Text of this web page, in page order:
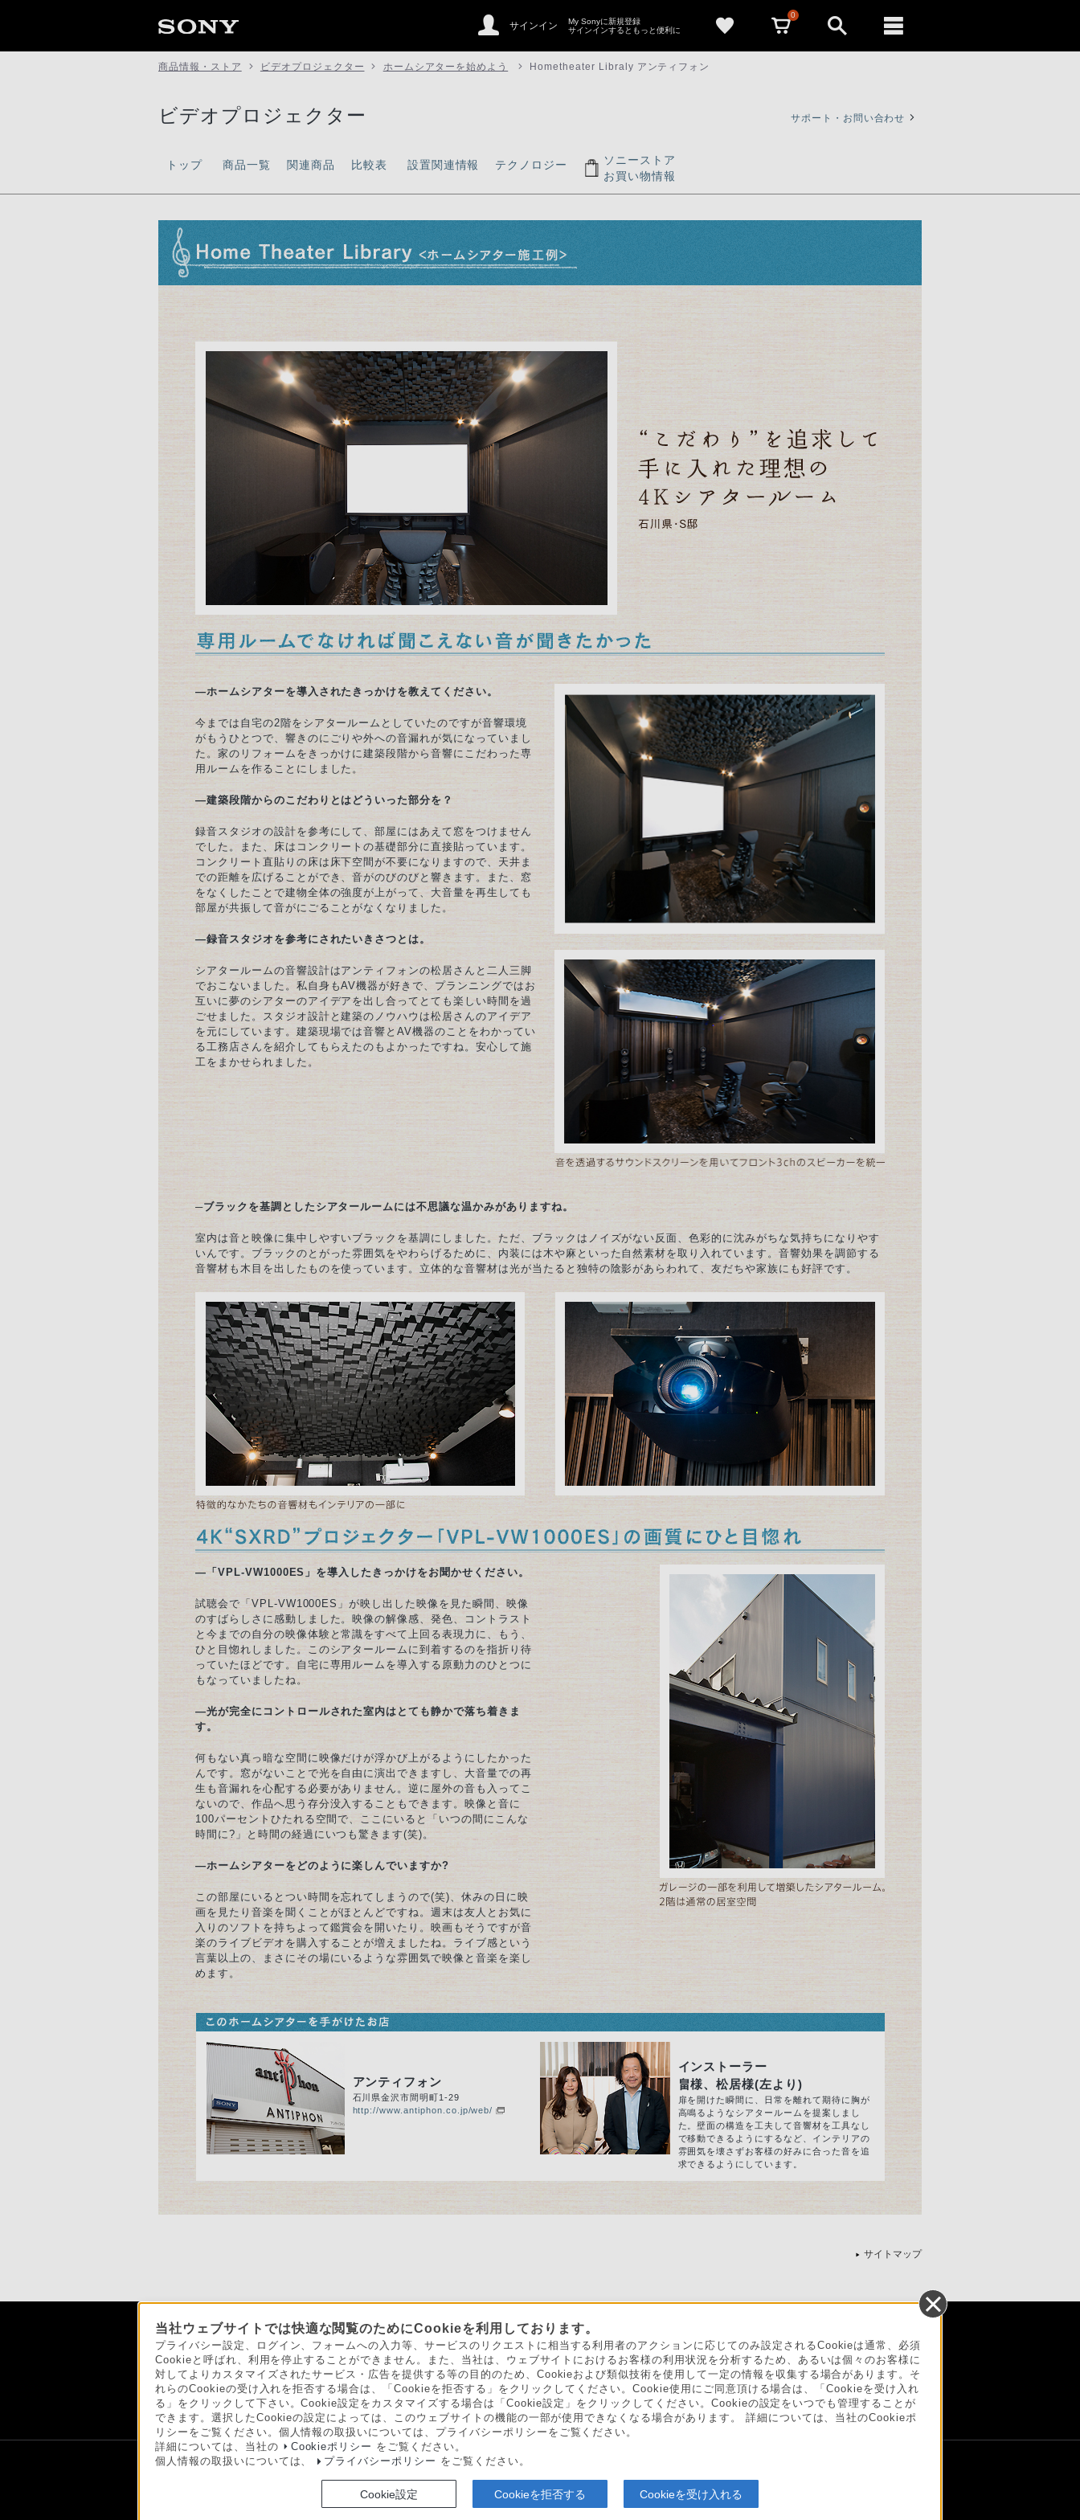
サインイン
My Sonyに新規登録
サインインするともっと便利に
0
商品情報・ストア ビデオプロジェクター ホームシアターを始めよう Hometheater Libraly アンティフォン
ビデオプロジェクター サポート・お問い合わせ
トップ 商品一覧 関連商品 比較表 設置関連情報 テクノロジー
ソニーストア
お買い物情報
—ホームシアターを導入されたきっかけを教えてください。
今までは自宅の2階をシアタールームとしていたのですが音響環境
がもうひとつで、響きのにごりや外への音漏れが気になっていまし
た。家のリフォームをきっかけに建築段階から音響にこだわった専
用ルームを作ることにしました。
—建築段階からのこだわりとはどういった部分を？
録音スタジオの設計を参考にして、部屋にはあえて窓をつけません
でした。また、床はコンクリートの基礎部分に直接貼っています。
コンクリート直貼りの床は床下空間が不要になりますので、天井ま
での距離を広げることができ、音がのびのびと響きます。また、窓
をなくしたことで建物全体の強度が上がって、大音量を再生しても
部屋が共振して音がにごることがなくなりました。
—録音スタジオを参考にされたいきさつとは。
シアタールームの音響設計はアンティフォンの松居さんと二人三脚
でおこないました。私自身もAV機器が好きで、プランニングではお
互いに夢のシアターのアイデアを出し合ってとても楽しい時間を過
ごせました。スタジオ設計と建築のノウハウは松居さんのアイデア
を元にしています。建築現場では音響とAV機器のことをわかってい
る工務店さんを紹介してもらえたのもよかったですね。安心して施
工をまかせられました。
─ブラックを基調としたシアタールームには不思議な温かみがありますね。
室内は音と映像に集中しやすいブラックを基調にしました。ただ、ブラックはノイズがない反面、色彩的に沈みがちな気持ちになりやす
いんです。ブラックのとがった雰囲気をやわらげるために、内装には木や麻といった自然素材を取り入れています。音響効果を調節する
音響材も木目を出したものを使っています。立体的な音響材は光が当たると独特の陰影があらわれて、友だちや家族にも好評です。
—「VPL-VW1000ES」を導入したきっかけをお聞かせください。
試聴会で「VPL-VW1000ES」が映し出した映像を見た瞬間、映像
のすばらしさに感動しました。映像の解像感、発色、コントラスト
と今までの自分の映像体験と常識をすべて上回る表現力に、もう、
ひと目惚れしました。このシアタールームに到着するのを指折り待
っていたほどです。自宅に専用ルームを導入する原動力のひとつに
もなっていましたね。
—光が完全にコントロールされた室内はとても静かで落ち着きま
す。
何もない真っ暗な空間に映像だけが浮かび上がるようにしたかった
んです。窓がないことで光を自由に演出できますし、大音量での再
生も音漏れを心配する必要がありません。逆に屋外の音も入ってこ
ないので、作品へ思う存分没入することもできます。映像と音に
100パーセントひたれる空間で、ここにいると「いつの間にこんな
時間に?」と時間の経過にいつも驚きます(笑)。
—ホームシアターをどのように楽しんでいますか?
この部屋にいるとつい時間を忘れてしまうので(笑)、休みの日に映
画を見たり音楽を聞くことがほとんどですね。週末は友人とお気に
入りのソフトを持ちよって鑑賞会を開いたり。映画もそうですが音
楽のライブビデオを購入することが増えましたね。ライブ感という
言葉以上の、まさにその場にいるような雰囲気で映像と音楽を楽し
めます。
アンティフォン
石川県金沢市間明町1-29
http://www.antiphon.co.jp/web/
インストーラー
畠様、松居様(左より)
扉を開けた瞬間に、日常を離れて期待に胸が
高鳴るようなシアタールームを提案しまし
た。壁面の構造を工夫して音響材を工具なし
で移動できるようにするなど、インテリアの
雰囲気を壊さずお客様の好みに合った音を追
求できるようにしています。
サイトマップ
当社ウェブサイトでは快適な閲覧のためにCookieを利用しております。
プライバシー設定、ログイン、フォームへの入力等、サービスのリクエストに相当する利用者のアクションに応じてのみ設定されるCookieは通常、必須
Cookieと呼ばれ、利用を停止することができません。また、当社は、ウェブサイトにおけるお客様の利用状況を分析するため、あるいは個々のお客様に
対してよりカスタマイズされたサービス・広告を提供する等の目的のため、Cookieおよび類似技術を使用して一定の情報を収集する場合があります。そ
れらのCookieの受け入れを拒否する場合は、「Cookieを拒否する」をクリックしてください。Cookie使用にご同意頂ける場合は、「Cookieを受け入れ
る」をクリックして下さい。Cookie設定をカスタマイズする場合は「Cookie設定」をクリックしてください。Cookieの設定をいつでも管理することが
できます。選択したCookieの設定によっては、このウェブサイトの機能の一部が使用できなくなる場合があります。 詳細については、当社のCookieポ
リシーをご覧ください。個人情報の取扱いについては、プライバシーポリシーをご覧ください。
詳細については、当社の
Cookieポリシー をご覧ください。
個人情報の取扱いについては、
プライバシーポリシー をご覧ください。
Cookie設定 Cookieを拒否する Cookieを受け入れる
ソニーストアでのお買い物にあたって セキュリティ・ブラウザ環境
日本
会社情報 採用情報 特約店のご案内 ニュースリリース 環境情報 My Sony 利用規約
ご利用条件 プライバシーポリシー 正しい表示への取り組み